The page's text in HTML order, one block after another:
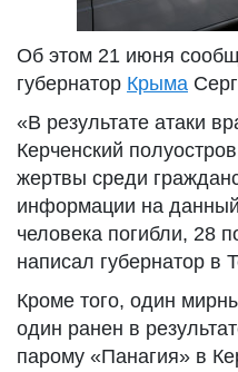
Об этом 21 июня
губернатор Крыма
«В результате атаки
Керченский
жертвы среди
информации на
человека погибли, 28
написал губернатор в
Кроме того, один
один ранен в
парому «Панагия» в